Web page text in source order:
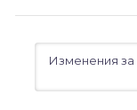
Измeнения за